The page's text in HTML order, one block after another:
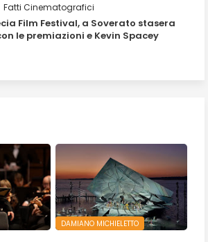
Fatti Cinematografici
Film Festival, a Soverato stasera
le premiazioni e Kevin Spacey
DAMIANO MICHIELETTO